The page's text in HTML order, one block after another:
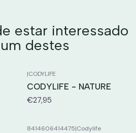
estar interessado
destes
|CODYLIFE
CODYLIFE - NATURE
€27,95
8414606414475|Codylife